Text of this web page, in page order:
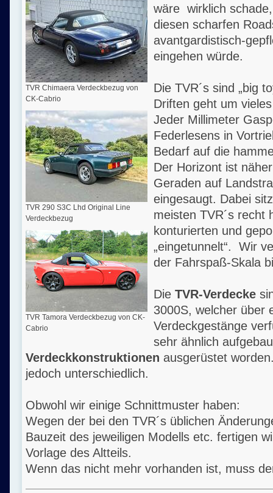
TVR Chimaera Verdeckbezug von
CK-Cabrio
TVR 290 S3C Lhd Original Line
Verdeckbezug
TVR Tamora Verdeckbezug von CK-
Cabrio
wäre wirklich
diesen scharfen
avantgardistisch-
eingehen würde.
Die TVR´s sind „big
Driften geht um
Jeder Millimeter
Federlesens in
Bedarf auf die
Der Horizont ist
Geraden auf
eingesaugt. Dabei
meisten TVR´s recht
konturierten und
„eingetunnelt“. Wir
der Fahrspaß-Skala
Die TVR-Verdecke
3000S, welcher über
Verdeckgestänge
sehr ähnlich
Verdeckkonstruktionen ausgerüstet
jedoch unterschiedlich.
Obwohl wir einige Schnittmuster haben:
Wegen der bei den TVR´s üblichen
Bauzeit des jeweiligen Modells etc. fertigen
Vorlage des Altteils.
Wenn das nicht mehr vorhanden ist, muss